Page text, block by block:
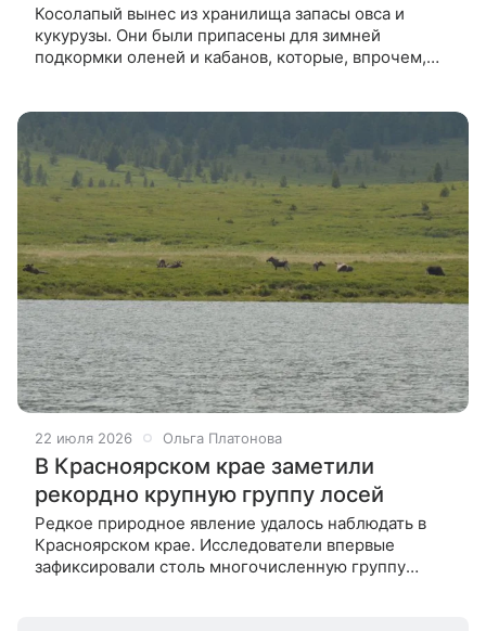
Косолапый вынес из хранилища запасы овса и
кукурузы. Они были припасены для зимней
подкормки оленей и кабанов, которые, впрочем,
22 июля 2026 Ольга Платонова
В Красноярском крае заметили
рекордно крупную группу лосей
Редкое природное явление удалось наблюдать в
Красноярском крае. Исследователи впервые
зафиксировали столь многочисленную группу